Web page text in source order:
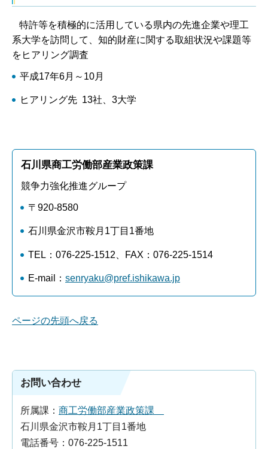
特許等を積極的に活用している県内の先進企業や理工
系大学を訪問して、知的財産に関する取組状況や課題等
をヒアリング調査
平成17年6月～10月
ヒアリング先 13社、3大学
石川県商工労働部産業政策課
競争力強化推進グループ
〒920-8580
石川県金沢市鞍月1丁目1番地
TEL：076-225-1512、FAX：076-225-1514
E-mail： senryaku@pref.ishikawa.jp
ページの先頭へ戻る
お問い合わせ
所属課： 商工労働部産業政策課
石川県金沢市鞍月1丁目1番地
電話番号：076-225-1511